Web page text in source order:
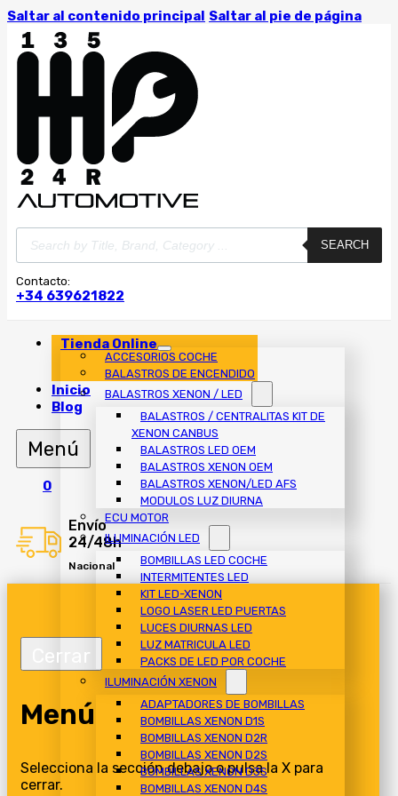
Saltar al contenido principal Saltar al pie de página
Búsqueda
de
productos
SEARCH
Contacto:
+34 639621822
Tienda Online
ACCESORIOS COCHE
BALASTROS DE ENCENDIDO
BALASTROS XENON / LED
BALASTROS / CENTRALITAS KIT DE
XENON CANBUS
BALASTROS LED OEM
BALASTROS XENON OEM
BALASTROS XENON/LED AFS
MODULOS LUZ DIURNA
ECU MOTOR
ILUMINACIÓN LED
BOMBILLAS LED COCHE
INTERMITENTES LED
KIT LED-XENON
LOGO LASER LED PUERTAS
LUCES DIURNAS LED
LUZ MATRICULA LED
PACKS DE LED POR COCHE
ILUMINACIÓN XENON
ADAPTADORES DE BOMBILLAS
BOMBILLAS XENON D1S
BOMBILLAS XENON D2R
BOMBILLAS XENON D2S
BOMBILLAS XENON D3S
BOMBILLAS XENON D4S
Inicio
Blog
0
Envío
24/48h
Nacional
Menú
Selecciona la sección debajo o pulsa la X para
cerrar.